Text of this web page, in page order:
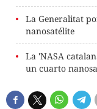
La Generalitat
nanosatélite
La 'NASA
un cuarto